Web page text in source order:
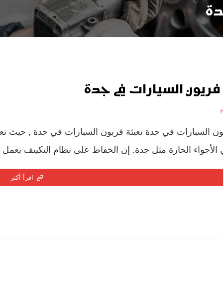
فريون السيارات في جدة
السيارات في جدة تعبئة فريون السيارات في جدة , حيث
الحارة مثل جدة. إن الحفاظ على نظام التكييف يعمل
اقرأ أكثر